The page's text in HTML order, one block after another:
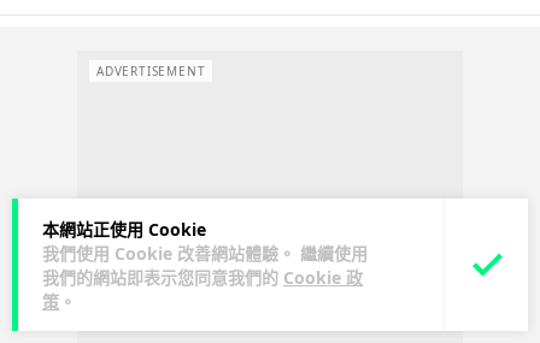
本網站正使用 Cookie
我們使用 Cookie 改善網站體驗。 繼續使用
我們的網站即表示您同意我們的 Cookie 政
策 。
ADVERTISEMENT